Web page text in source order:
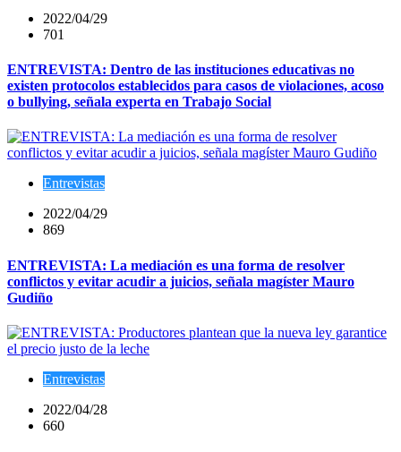
2022/04/29
701
ENTREVISTA: Dentro de las instituciones educativas no
existen protocolos establecidos para casos de violaciones, acoso
o bullying, señala experta en Trabajo Social
Entrevistas
2022/04/29
869
ENTREVISTA: La mediación es una forma de resolver
conflictos y evitar acudir a juicios, señala magíster Mauro
Gudiño
Entrevistas
2022/04/28
660